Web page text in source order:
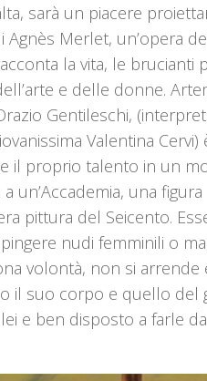
sarà un piacere
Agnès Merlet, un’opera
la vita, le brucianti
e delle donne.
Gentileschi,
Valentina Cervi)
il proprio talento in un
un’Accademia, una figura
pittura del Seicento.
nudi femminili o
volontà, non si arrende
il suo corpo e quello del
e ben disposto a farle da